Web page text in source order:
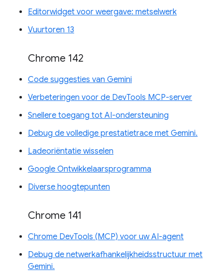
Editorwidget voor weergave: metselwerk
Vuurtoren 13
Chrome 142
Code suggesties van Gemini
Verbeteringen voor de DevTools MCP-server
Snellere toegang tot AI-ondersteuning
Debug de volledige prestatietrace met Gemini.
Ladeoriëntatie wisselen
Google Ontwikkelaarsprogramma
Diverse hoogtepunten
Chrome 141
Chrome DevTools (MCP) voor uw AI-agent
Debug de netwerkafhankelijkheidsstructuur met
Gemini.